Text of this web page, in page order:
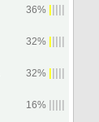
36%
32%
32%
16%